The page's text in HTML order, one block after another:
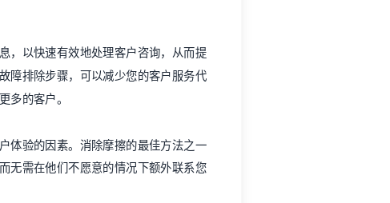
，以快速有效地处理客户咨询，从而提
障排除步骤，可以减少您的客户服务代
多的客户。
体验的因素。消除摩擦的最佳方法之一
无需在他们不愿意的情况下额外联系您